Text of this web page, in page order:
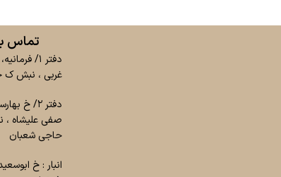
تماس
دفتر ۱/
غربی ، نبش ک
دفتر ۲/ خ
صفی علیشاه
حاجی شعبان
انبار : خ